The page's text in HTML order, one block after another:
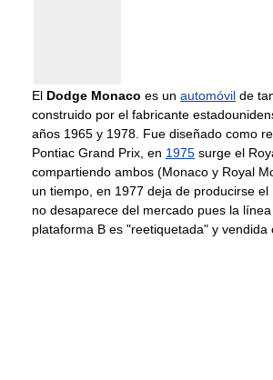
El Dodge Monaco es un automóvil de
construido por el fabricante
años 1965 y 1978. Fue diseñado como
Pontiac Grand Prix, en 1975 surge el
compartiendo ambos (Monaco y Royal
un tiempo, en 1977 deja de producirse
no desaparece del mercado pues la
plataforma B es "reetiquetada" y vendida